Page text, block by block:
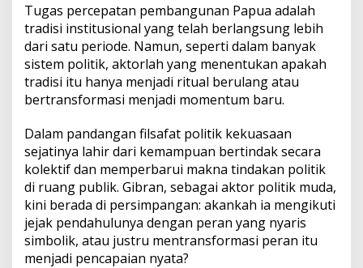
Tugas percepatan pembangunan Papua adalah
tradisi institusional yang telah berlangsung lebih
dari satu periode. Namun, seperti dalam banyak
sistem politik, aktorlah yang menentukan apakah
tradisi itu hanya menjadi ritual berulang atau
bertransformasi menjadi momentum baru.
Dalam pandangan filsafat politik kekuasaan
sejatinya lahir dari kemampuan bertindak secara
kolektif dan memperbarui makna tindakan politik
di ruang publik. Gibran, sebagai aktor politik muda,
kini berada di persimpangan: akankah ia mengikuti
jejak pendahulunya dengan peran yang nyaris
simbolik, atau justru mentransformasi peran itu
menjadi pencapaian nyata?